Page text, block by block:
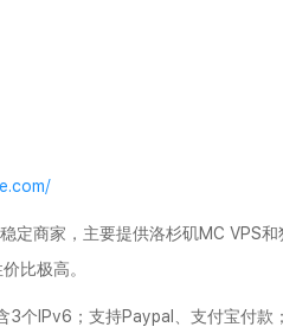
定商家，主要提供洛杉矶MC VPS
比极高。
3个IPv6；支持Paypal、支付宝付款